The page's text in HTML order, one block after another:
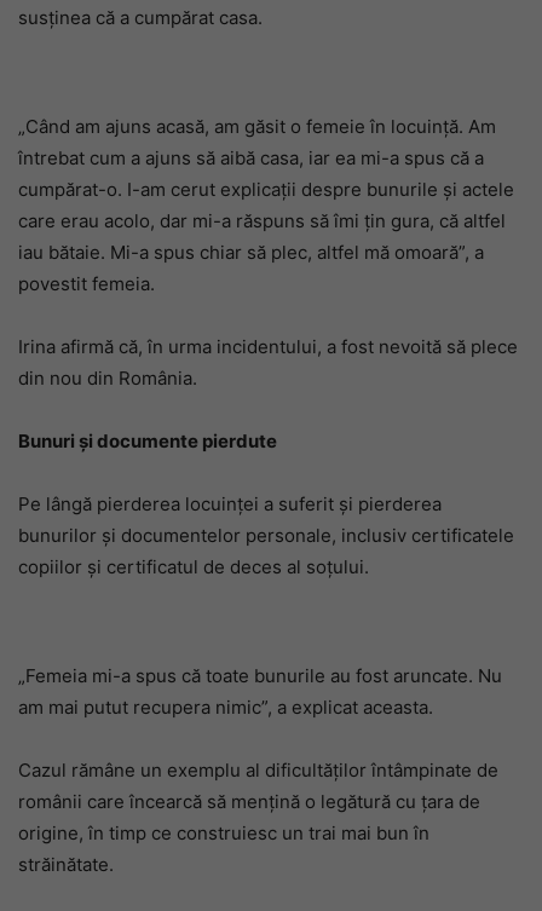
susținea că a cumpărat casa.
„Când am ajuns acasă, am găsit o femeie în locuință. Am
întrebat cum a ajuns să aibă casa, iar ea mi-a spus că a
cumpărat-o. I-am cerut explicații despre bunurile și actele
care erau acolo, dar mi-a răspuns să îmi țin gura, că altfel
iau bătaie. Mi-a spus chiar să plec, altfel mă omoară”, a
povestit femeia.
Irina afirmă că, în urma incidentului, a fost nevoită să plece
din nou din România.
Bunuri și documente pierdute
Pe lângă pierderea locuinței a suferit și pierderea
bunurilor și documentelor personale, inclusiv certificatele
copiilor și certificatul de deces al soțului.
„Femeia mi-a spus că toate bunurile au fost aruncate. Nu
am mai putut recupera nimic”, a explicat aceasta.
Cazul rămâne un exemplu al dificultăților întâmpinate de
românii care încearcă să mențină o legătură cu țara de
origine, în timp ce construiesc un trai mai bun în
străinătate.